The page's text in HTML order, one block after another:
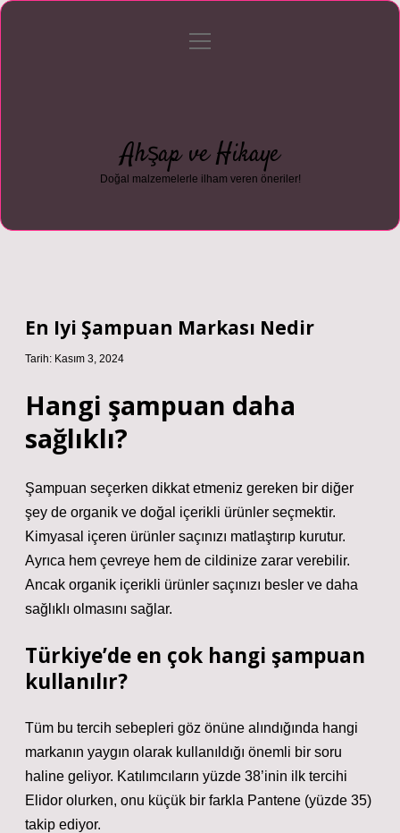
Gizlilik Politikası
menüyü
Ahşap ve Hikaye
Doğal malzemelerle ilham veren öneriler!
En Iyi Şampuan Markası Nedir
Tarih: Kasım 3, 2024
Hangi şampuan daha
sağlıklı?
Şampuan seçerken dikkat etmeniz gereken bir diğer
şey de organik ve doğal içerikli ürünler seçmektir.
Kimyasal içeren ürünler saçınızı matlaştırıp kurutur.
Ayrıca hem çevreye hem de cildinize zarar verebilir.
Ancak organik içerikli ürünler saçınızı besler ve daha
sağlıklı olmasını sağlar.
Türkiye’de en çok hangi şampuan
kullanılır?
Tüm bu tercih sebepleri göz önüne alındığında hangi
markanın yaygın olarak kullanıldığı önemli bir soru
haline geliyor. Katılımcıların yüzde 38’inin ilk tercihi
Elidor olurken, onu küçük bir farkla Pantene (yüzde 35)
takip ediyor.